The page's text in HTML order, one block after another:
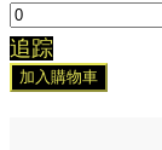
追踪
加入購物車